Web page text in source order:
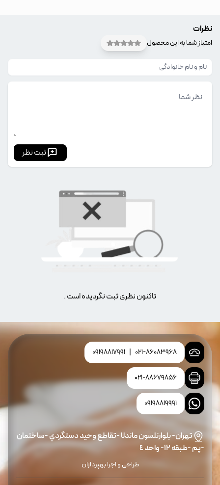
نظرات
امتیاز شما به این محصول
ثبت نظر
تاکنون نظری ثبت نگردیده است .
021-86083968
09198817991
021-88679856
09198819991
تهران- بلوارنلسون ماندلا -تقاطع وحيد دستگردي -ساختمان
-پم -طبقه ١٢- واحد ٤
طراحی و اجرا بهپردازان